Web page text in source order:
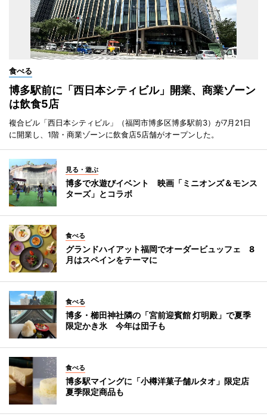
食べる
博多駅前に「西日本シティビル」開業、商業ゾーン
は飲食5店
複合ビル「西日本シティビル」（福岡市博多区博多駅前3）が7月21日
に開業し、1階・商業ゾーンに飲食店5店舗がオープンした。
見る・遊ぶ
博多で水遊びイベント 映画「ミニオンズ＆モンス
ターズ」とコラボ
食べる
グランドハイアット福岡でオーダービュッフェ 8
月はスペインをテーマに
食べる
博多・櫛田神社隣の「宮前迎賓館 灯明殿」で夏季
限定かき氷 今年は団子も
食べる
博多駅マイングに「小樽洋菓子舗ルタオ」限定店
夏季限定商品も